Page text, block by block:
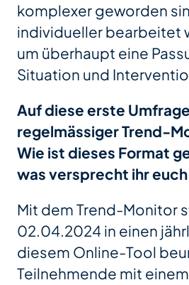
komplexer geworden
individueller bearbeitet
um überhaupt eine
Situation und
Auf diese erste
regelmässiger Trend-
Wie ist dieses Format
was versprecht ihr
Mit dem Trend-Monitor
02.04.2024 in einen
diesem Online-Tool
Teilnehmende mit